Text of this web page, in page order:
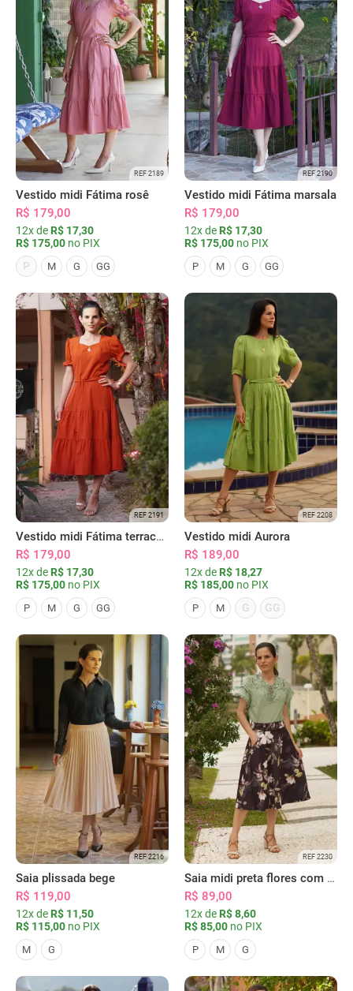
REF 2189
Vestido midi Fátima rosê
R$ 179,00
12x de R$ 17,30
R$ 175,00 no PIX
P
M G GG
REF 2190
Vestido midi Fátima marsala
R$ 179,00
12x de R$ 17,30
R$ 175,00 no PIX
P M G GG
REF 2191
Vestido midi Fátima terracota
R$ 179,00
12x de R$ 17,30
R$ 175,00 no PIX
P M G GG
REF 2208
Vestido midi Aurora
R$ 189,00
12x de R$ 18,27
R$ 185,00 no PIX
P M G GG
REF 2216
Saia plissada bege
R$ 119,00
12x de R$ 11,50
R$ 115,00 no PIX
M G
REF 2230
Saia midi preta flores com bolsos
R$ 89,00
12x de R$ 8,60
R$ 85,00 no PIX
P M G